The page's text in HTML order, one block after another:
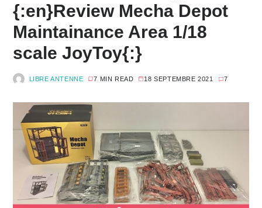
{:en}Review Mecha Depot
Maintainance Area 1/18
scale JoyToy{:}
LIBRE ANTENNE 7 MIN READ 18 SEPTEMBRE 2021 7